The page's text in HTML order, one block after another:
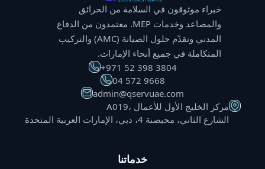
خبراء موثوقون في السلامة من الحرائق
والمصاعد وخدمات MEP. معتمدون من الدفاع
المدني ونقدّم حلول الصيانة (AMC) والتركيب
المتكاملة في جميع أنحاء الإمارات.
⁦+971 52 398 3804⁩
⁦04 572 9668⁩
admin@qservuae.com
A019، مركز الخليج الأول للأعمال
الشارع الثاني، محيصنة 4، دبي، الإمارات العربية المتحدة
خدماتنا